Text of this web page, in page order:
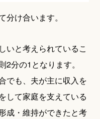
け合います。
いと考えられているこ
分の1となります。
でも、夫が主に収入を
して家庭を支えている
成・維持ができたと考